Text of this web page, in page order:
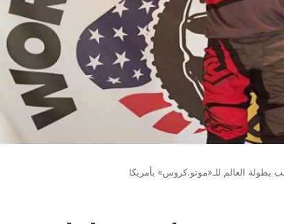
العالم للـ«موتو.كروس» بأمريكا